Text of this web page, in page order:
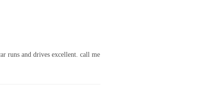
runs and drives excellent. call me